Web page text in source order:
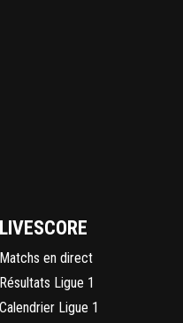
LIVESCORE
Matchs en direct
Résultats Ligue 1
Calendrier Ligue 1